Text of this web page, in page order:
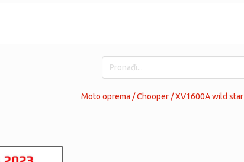
Moto oprema / Chooper / XV1600A wild star